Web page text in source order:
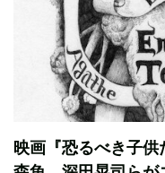
映画『恐るべき子